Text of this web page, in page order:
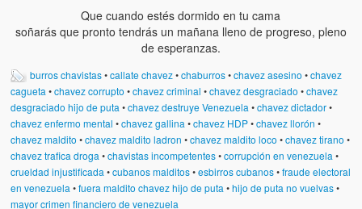
Que cuando estés dormido en tu cama
soñarás que pronto tendrás un mañana lleno de progreso, pleno
de esperanzas.
burros chavistas•callate chavez•chaburros•chavez asesino •chavez
cagueta •chavez corrupto •chavez criminal •chavez desgraciado •chavez
desgraciado hijo de puta •chavez destruye Venezuela •chavez dictador•
chavez enfermo mental •chavez gallina •chavez HDP•chavez llorón •
chavez maldito •chavez maldito ladron •chavez maldito loco •chavez tirano •
chavez trafica droga •chavistas incompetentes•corrupción en venezuela •
crueldad injustificada •cubanos malditos•esbirros cubanos•fraude electoral
en venezuela •fuera maldito chavez hijo de puta •hijo de puta no vuelvas•
mayor crimen financiero de venezuela